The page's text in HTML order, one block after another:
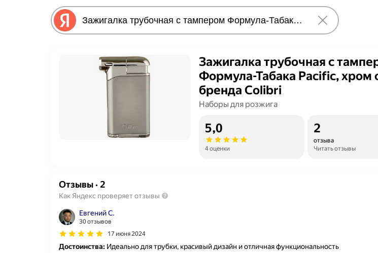
Зажигалка трубочная с
Формула-Табака Pacific, хром
бренда Colibri
Наборы для розжига
5,0
4 оценки
2
отзыва
Читать отзывы
Отзывы· 2
Как Яндекс проверяет отзывы
Евгений С.
30 отзывов
17 июня 2024
Достоинства: Идеально для трубки, красивый дизайн и отличная функциональность